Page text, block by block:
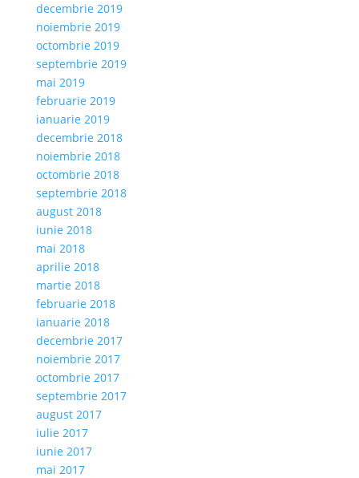
decembrie 2019
noiembrie 2019
octombrie 2019
septembrie 2019
mai 2019
februarie 2019
ianuarie 2019
decembrie 2018
noiembrie 2018
octombrie 2018
septembrie 2018
august 2018
iunie 2018
mai 2018
aprilie 2018
martie 2018
februarie 2018
ianuarie 2018
decembrie 2017
noiembrie 2017
octombrie 2017
septembrie 2017
august 2017
iulie 2017
iunie 2017
mai 2017